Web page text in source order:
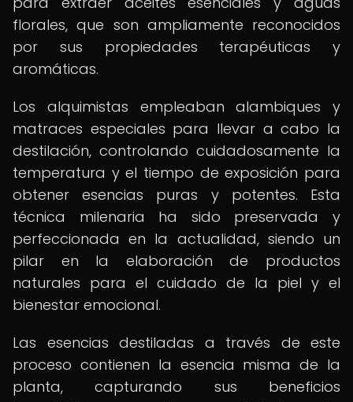
florales, que son ampliamente reconocidos
por sus propiedades terapéuticas y
aromáticas.
Los alquimistas empleaban alambiques y
matraces especiales para llevar a cabo la
destilación, controlando cuidadosamente la
temperatura y el tiempo de exposición para
obtener esencias puras y potentes. Esta
técnica milenaria ha sido preservada y
perfeccionada en la actualidad, siendo un
pilar en la elaboración de productos
naturales para el cuidado de la piel y el
bienestar emocional.
Las esencias destiladas a través de este
proceso contienen la esencia misma de la
planta, capturando sus beneficios